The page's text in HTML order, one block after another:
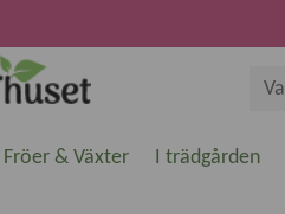
Fröer & Växter I trädgården